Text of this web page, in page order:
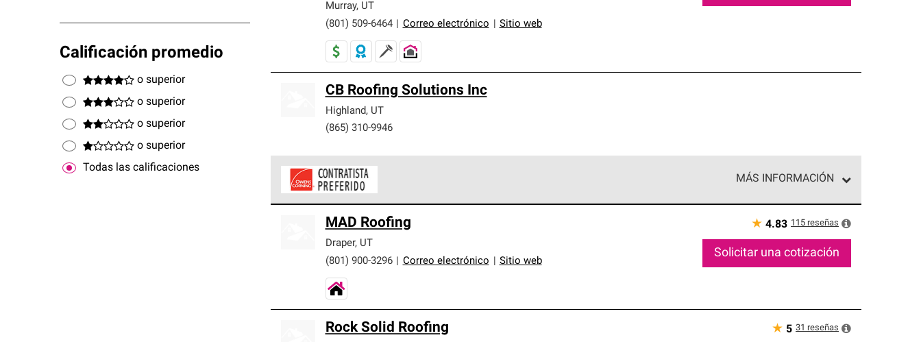
Calificación promedio
o superior
o superior
o superior
o superior
Todas las calificaciones
Murray, UT
(801) 509-6464
Correo electrónico Sitio web
CB Roofing Solutions Inc
Highland , UT
(865) 310-9946
MÁS INFORMACIÓN
cumplen con altos estándares y requisitos estrictos de profesionalismo y confiabilidad.
MAD Roofing
Draper, UT
(801) 900-3296
Correo electrónico Sitio web
★ 4.83 115 reseñas
Solicitar una cotización
Rock Solid Roofing ★ 5 31 reseñas